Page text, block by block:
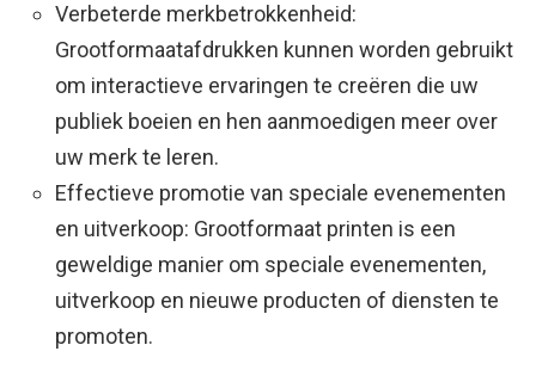
Verbeterde merkbetrokkenheid:
Grootformaatafdrukken kunnen worden gebruikt
om interactieve ervaringen te creëren die uw
publiek boeien en hen aanmoedigen meer over
uw merk te leren.
Effectieve promotie van speciale evenementen
en uitverkoop: Grootformaat printen is een
geweldige manier om speciale evenementen,
uitverkoop en nieuwe producten of diensten te
promoten.